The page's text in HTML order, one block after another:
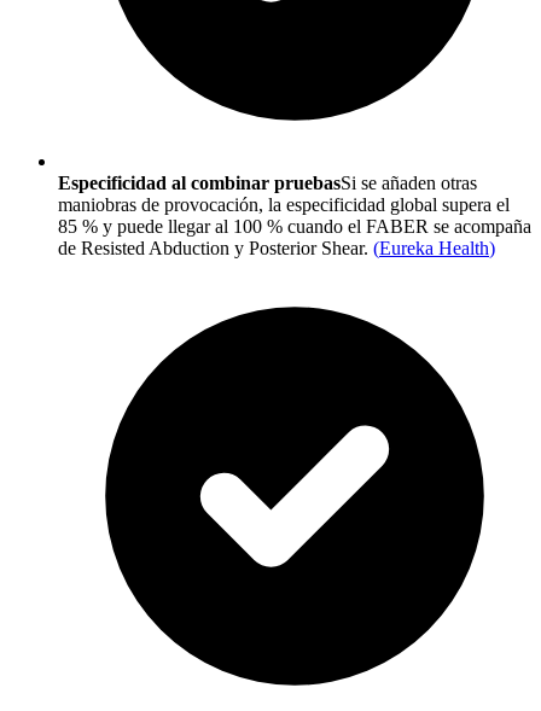
Especificidad al combinar pruebasSi se añaden otras
maniobras de provocación, la especificidad global supera el
85 % y puede llegar al 100 % cuando el FABER se acompaña
de Resisted Abduction y Posterior Shear. (Eureka Health)